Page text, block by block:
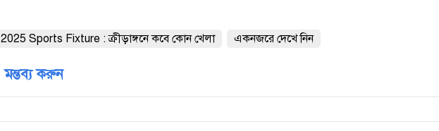
2025 Sports Fixture : ক্রীড়াঙ্গনে কবে কোন খেলা একনজরে দেখে নিন
মন্তব্য করুন